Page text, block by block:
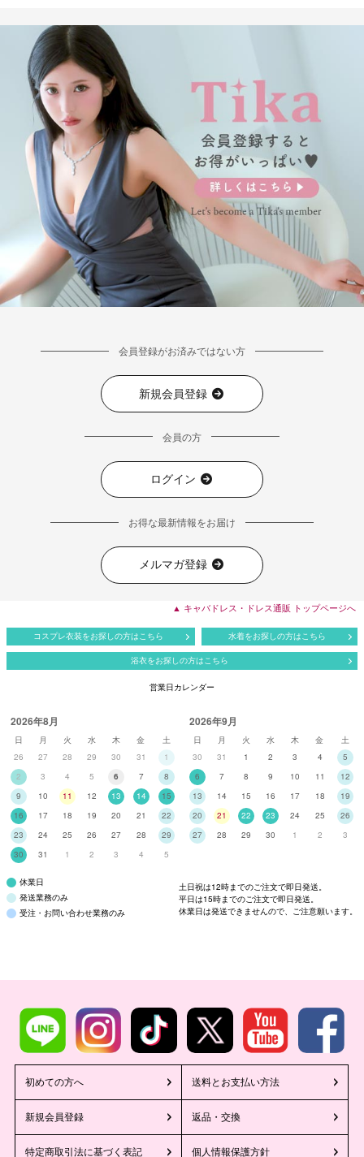
会員登録がお済みではない方
新規会員登録
会員の方
ログイン
お得な最新情報をお届け
メルマガ登録
▲ キャバドレス・ドレス通販 トップページへ
コスプレ衣装をお探しの方はこちら 水着をお探しの方はこちら
浴衣をお探しの方はこちら
営業日カレンダー
2026年8月
日 月 火 水 木 金
土
26
27 28 29 30 31
1
2
3 4 5 6 7
8
9
10 11 12 13 14
15
16
17 18 19 20 21
22
23
24 25 26 27 28
29
30
31 1 2 3 4 5
2026年9月
日 月 火 水 木 金
土
30
31 1 2 3 4
5
6
7 8 9 10 11
12
13
14 15 16 17 18
19
20
21 22 23 24 25
26
27
28 29 30 1 2 3
休業日
発送業務のみ
受注・お問い合わせ業務のみ
土日祝は12時までのご注文で即日発送。
平日は15時までのご注文で即日発送。
休業日は発送できませんので、ご注意願います。
初めての方へ 送料とお支払い方法
新規会員登録 返品・交換
特定商取引法に基づく表記 個人情報保護方針